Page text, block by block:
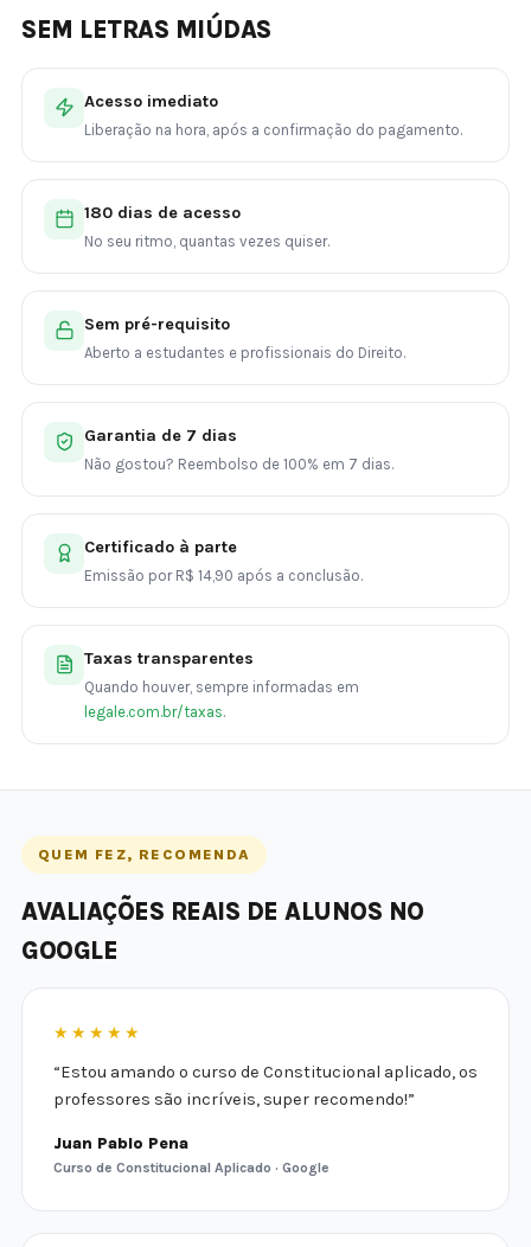
SEM LETRAS MIÚDAS
Acesso imediato
Liberação na hora, após a confirmação do pagamento.
180 dias de acesso
No seu ritmo, quantas vezes quiser.
Sem pré-requisito
Aberto a estudantes e profissionais do Direito.
Garantia de 7 dias
Não gostou? Reembolso de 100% em 7 dias.
Certificado à parte
Emissão por R$ 14,90 após a conclusão.
Taxas transparentes
Quando houver, sempre informadas em
legale.com.br/taxas.
QUEM FEZ, RECOMENDA
AVALIAÇÕES REAIS DE ALUNOS NO
GOOGLE
★★★★★
“Estou amando o curso de Constitucional aplicado, os
professores são incríveis, super recomendo!”
Juan Pablo Pena
Curso de Constitucional Aplicado · Google